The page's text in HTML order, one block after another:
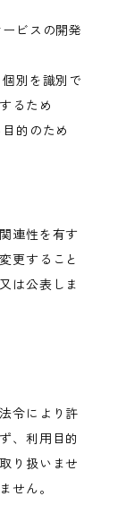
ビスの開発
別を識別で
るため
的のため
連性を有す
更すること
は公表しま
令により許
、利用目的
り扱いませ
せん。